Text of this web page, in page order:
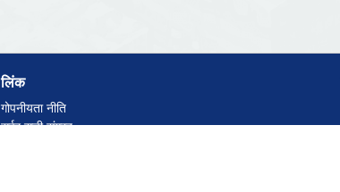
लिंक
गोपनीयता नीति
सर्वर सूची संग्रह